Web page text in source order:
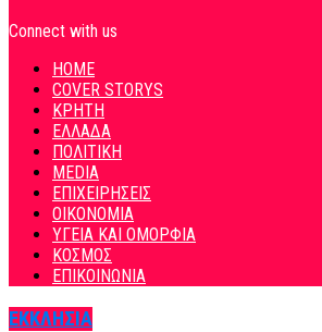
Connect with us
HOME
COVER STORYS
ΚΡΗΤΗ
ΕΛΛΑΔΑ
ΠΟΛΙΤΙΚΗ
MEDIA
ΕΠΙΧΕΙΡΗΣΕΙΣ
ΟΙΚΟΝΟΜΙΑ
ΥΓΕΙΑ ΚΑΙ ΟΜΟΡΦΙΑ
ΚΟΣΜΟΣ
ΕΠΙΚΟΙΝΩΝΙΑ
ΕΚΚΛΗΣΙΑ